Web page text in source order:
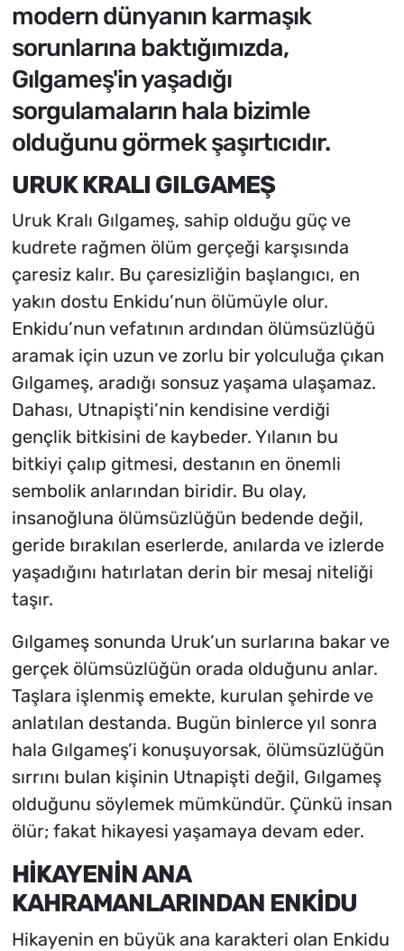
modern dünyanın karmaşık
sorunlarına baktığımızda,
Gılgameş'in yaşadığı
sorgulamaların hala bizimle
olduğunu görmek şaşırtıcıdır.
URUK KRALI GILGAMEŞ
Uruk Kralı Gılgameş, sahip olduğu güç ve
kudrete rağmen ölüm gerçeği karşısında
çaresiz kalır. Bu çaresizliğin başlangıcı, en
yakın dostu Enkidu’nun ölümüyle olur.
Enkidu’nun vefatının ardından ölümsüzlüğü
aramak için uzun ve zorlu bir yolculuğa çıkan
Gılgameş, aradığı sonsuz yaşama ulaşamaz.
Dahası, Utnapişti’nin kendisine verdiği
gençlik bitkisini de kaybeder. Yılanın bu
bitkiyi çalıp gitmesi, destanın en önemli
sembolik anlarından biridir. Bu olay,
insanoğluna ölümsüzlüğün bedende değil,
geride bırakılan eserlerde, anılarda ve izlerde
yaşadığını hatırlatan derin bir mesaj niteliği
taşır.
Gılgameş sonunda Uruk’un surlarına bakar ve
gerçek ölümsüzlüğün orada olduğunu anlar.
Taşlara işlenmiş emekte, kurulan şehirde ve
anlatılan destanda. Bugün binlerce yıl sonra
hala Gılgameş’i konuşuyorsak, ölümsüzlüğün
sırrını bulan kişinin Utnapişti değil, Gılgameş
olduğunu söylemek mümkündür. Çünkü insan
ölür; fakat hikayesi yaşamaya devam eder.
HİKAYENİN ANA
KAHRAMANLARINDAN ENKİDU
Hikayenin en büyük ana karakteri olan Enkidu